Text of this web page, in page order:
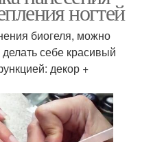
ногтей
биогеля, можно
себе красивый
декор +